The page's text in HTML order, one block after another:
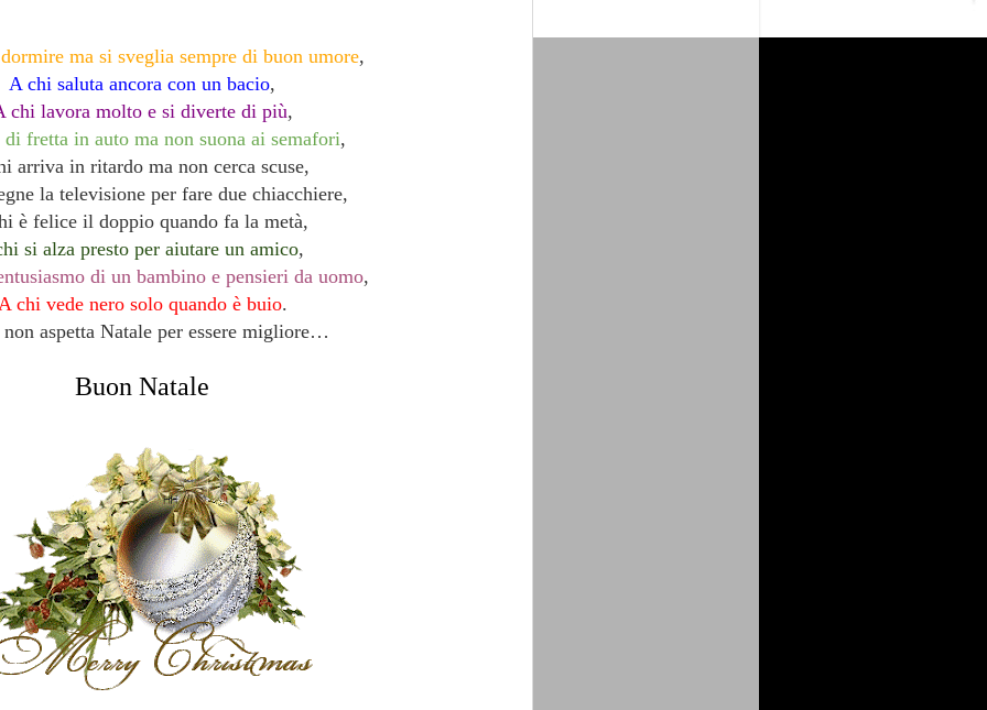
ma si sveglia sempre di buon umore,
A chi saluta ancora con un bacio,
chi lavora molto e si diverte di più,
fretta in auto ma non suona ai semafori,
arriva in ritardo ma non cerca scuse,
la televisione per fare due chiacchiere,
è felice il doppio quando fa la metà,
si alza presto per aiutare un amico,
di un bambino e pensieri da uomo,
chi vede nero solo quando è buio.
aspetta Natale per essere migliore…
Buon Natale